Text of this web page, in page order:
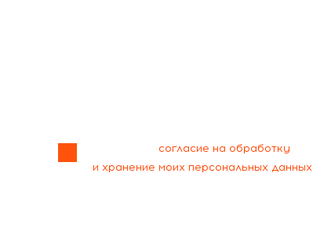
согласие на обработку
и хранение моих персональных данных